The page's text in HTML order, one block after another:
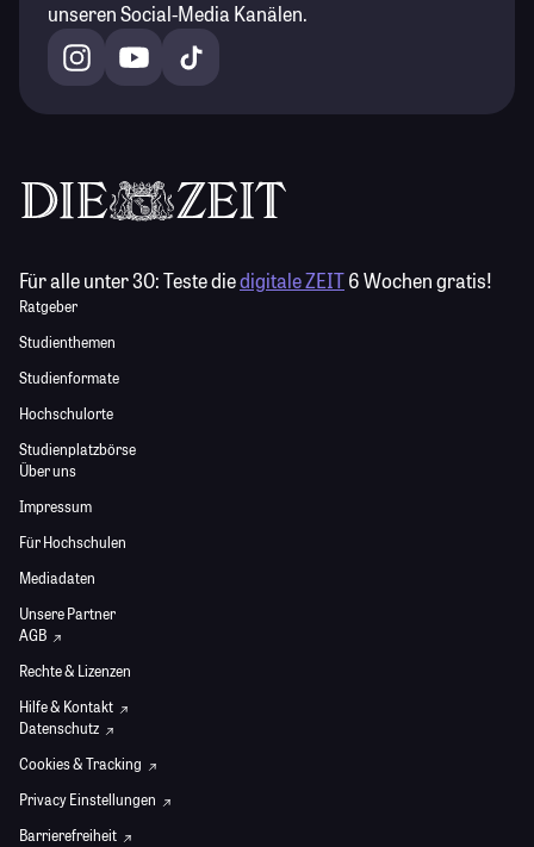
unseren Social-Media Kanälen.
Für alle unter 30:Teste diedigitale ZEIT6 Wochen gratis!
Ratgeber
Studienthemen
Studienformate
Hochschulorte
Studienplatzbörse
Über uns
Impressum
Für Hochschulen
Mediadaten
Unsere Partner
AGB
Rechte & Lizenzen
Hilfe & Kontakt
Datenschutz
Cookies & Tracking
Privacy Einstellungen
Barrierefreiheit